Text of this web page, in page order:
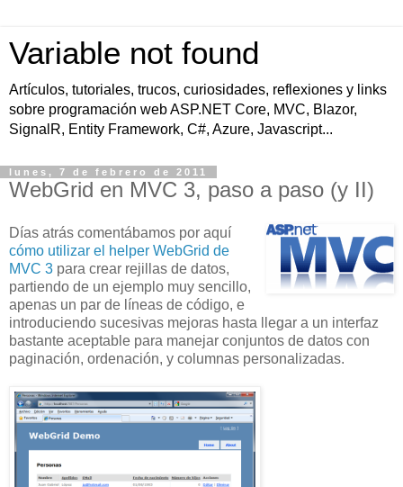
Variable not found
Artículos, tutoriales, trucos, curiosidades, reflexiones y links
sobre programación web ASP.NET Core, MVC, Blazor,
SignalR, Entity Framework, C#, Azure, Javascript...
lunes, 7 de febrero de 2011
WebGrid en MVC 3, paso a paso (y II)
Días atrás comentábamos por aquí
cómo utilizar el helper WebGrid de
MVC 3 para crear rejillas de datos,
partiendo de un ejemplo muy sencillo,
apenas un par de líneas de código, e
introduciendo sucesivas mejoras hasta llegar a un interfaz
bastante aceptable para manejar conjuntos de datos con
paginación, ordenación, y columnas personalizadas.